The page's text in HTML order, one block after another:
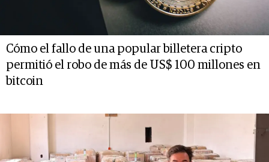
Cómo el fallo de una popular billetera cripto
permitió el robo de más de US$ 100 millones en
bitcoin